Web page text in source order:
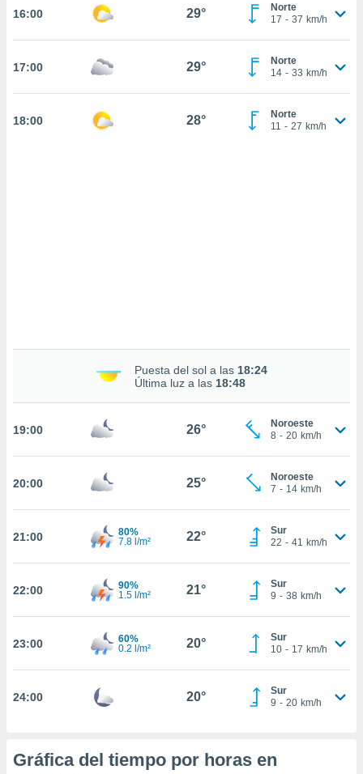
nuestra
En
de que
el sitio
para
o
aunque
no
acceder a
16:00 29°
Norte
17 - 37 km/h
17:00 29°
Norte
14 - 33 km/h
18:00 28°
Norte
11 - 27 km/h
Puesta del sol a las 18:24
Última luz a las 18:48
19:00 26°
Noroeste
8 - 20 km/h
20:00 25°
Noroeste
7 - 14 km/h
21:00
80%
7.8 l/m²
22°
Sur
22 - 41 km/h
22:00
90%
1.5 l/m²
21°
Sur
9 - 38 km/h
23:00
60%
0.2 l/m²
20°
Sur
10 - 17 km/h
24:00 20°
Sur
9 - 20 km/h
Gráfica del tiempo por horas en